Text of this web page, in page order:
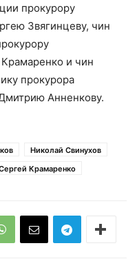
прокурору
Звягинцеву, чин
и чин
прокурора
Анненкову.
Николай Свинухов
Крамаренко